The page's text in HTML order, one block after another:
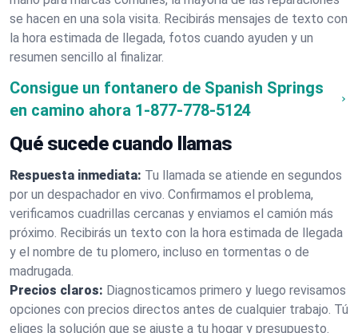
se hacen en una sola visita. Recibirás mensajes de texto con
la hora estimada de llegada, fotos cuando ayuden y un
resumen sencillo al finalizar.
Consigue un fontanero de Spanish Springs
en camino ahora 1-877-778-5124
Qué sucede cuando llamas
Respuesta inmediata: Tu llamada se atiende en segundos
por un despachador en vivo. Confirmamos el problema,
verificamos cuadrillas cercanas y enviamos el camión más
próximo. Recibirás un texto con la hora estimada de llegada
y el nombre de tu plomero, incluso en tormentas o de
madrugada.
Precios claros: Diagnosticamos primero y luego revisamos
opciones con precios directos antes de cualquier trabajo. Tú
eliges la solución que se ajuste a tu hogar y presupuesto.